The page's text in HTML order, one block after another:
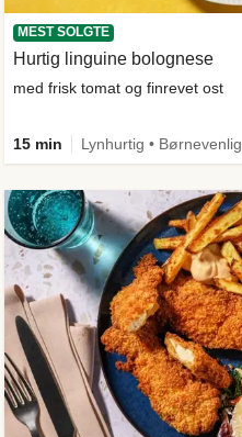
MEST SOLGTE
Hurtig linguine bolognese
med frisk tomat og finrevet ost
15 min Lynhurtig • Børnevenlig